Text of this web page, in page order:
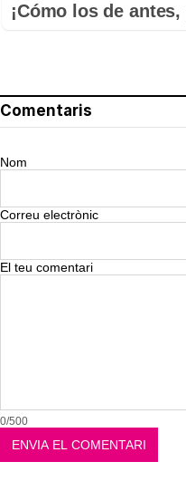
¡Cómo los de
Comentaris
Nom
Correu electrònic
El teu comentari
0/500